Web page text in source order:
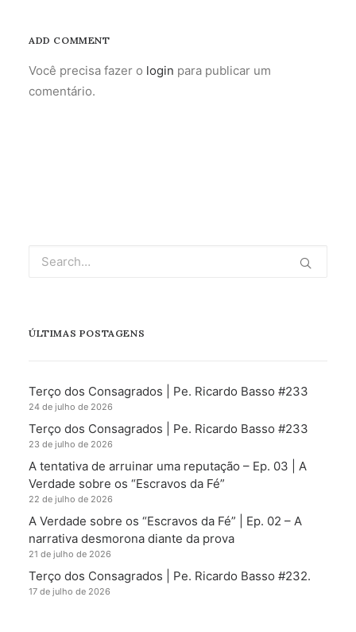
ADD COMMENT
Você precisa fazer o login para publicar um
comentário.
ÚLTIMAS POSTAGENS
Terço dos Consagrados | Pe. Ricardo Basso #233
24 de julho de 2026
Terço dos Consagrados | Pe. Ricardo Basso #233
23 de julho de 2026
A tentativa de arruinar uma reputação – Ep. 03 | A
Verdade sobre os “Escravos da Fé”
22 de julho de 2026
A Verdade sobre os “Escravos da Fé” | Ep. 02 – A
narrativa desmorona diante da prova
21 de julho de 2026
Terço dos Consagrados | Pe. Ricardo Basso #232.
17 de julho de 2026